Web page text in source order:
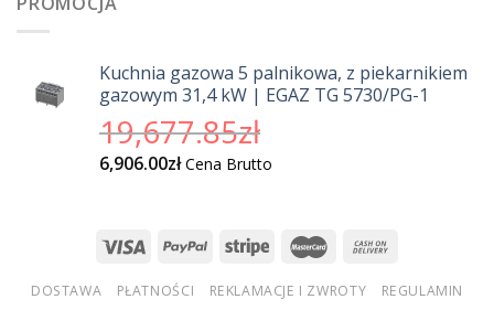
Kuchnia gazowa 5 palnikowa, z piekarnikiem
gazowym 31,4 kW | EGAZ TG 5730/PG-1
19,677.85zł
wynosiła:
6,906.00złAktualna
6,906.00zł.
Cena Brutto
DOSTAWA PŁATNOŚCI REKLAMACJE I ZWROTY REGULAMIN